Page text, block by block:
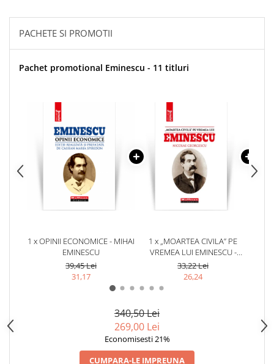
PACHETE SI PROMOTII
Pachet promotional Eminescu - 11 titluri
1 x OPINII ECONOMICE - MIHAI
EMINESCU
39,45 Lei
31,17
1 x „MOARTEA CIVILA” PE
VREMEA LUI EMINESCU -
NICOLAE GEORGESCU
33,22 Lei
26,24
340,50 Lei
269,00 Lei
Economisesti 21%
CUMPARA-LE IMPREUNA